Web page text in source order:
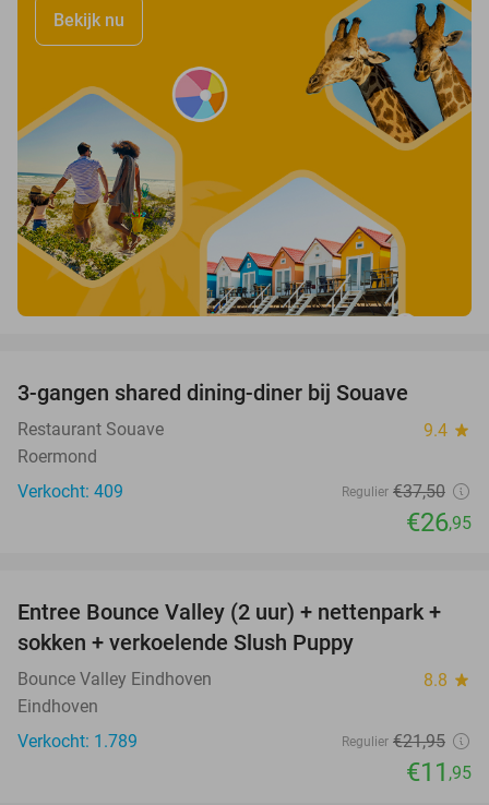
Bekijk nu
3-gangen shared dining-diner bij Souave
Restaurant Souave 9.4 star
Roermond
Verkocht: 409
Regulier €37,50
€26,95
46%
Entree Bounce Valley (2 uur) + nettenpark +
sokken + verkoelende Slush Puppy
Bounce Valley Eindhoven 8.8 star
Eindhoven
Verkocht: 1.789
Regulier €21,95
€11 ,95